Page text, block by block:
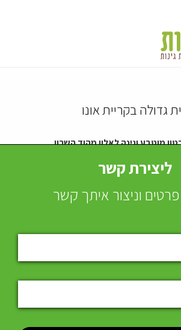
גדולה בקריית אונו
מוטבע וגינה לאלון מהוד השרון.
ליצירת קשר
וניצור איתך קשר